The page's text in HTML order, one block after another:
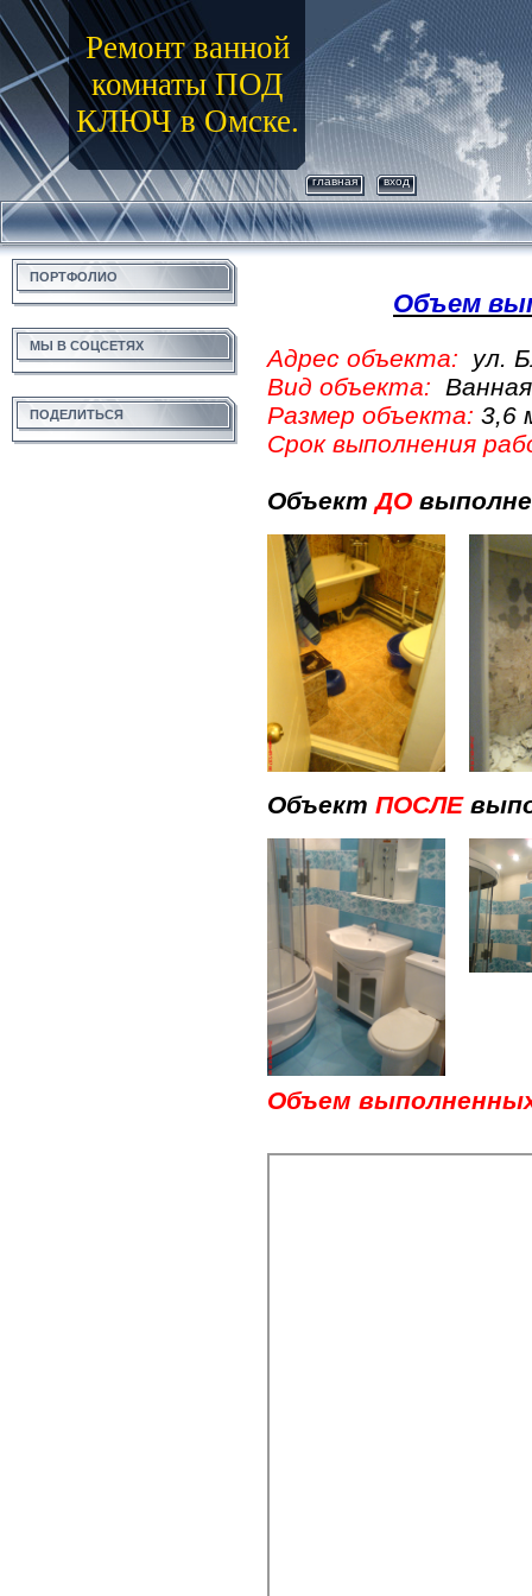
Ремонт ванной
комнаты ПОД
КЛЮЧ в Омске.
главная вход
ПОРТФОЛИО
МЫ В СОЦСЕТЯХ
ПОДЕЛИТЬСЯ
Объем
Адрес объекта: ул.
Вид объекта:
Размер объекта: 3,6
Срок выполнения
ОбъектДО
Объект ПОСЛЕ
Объем